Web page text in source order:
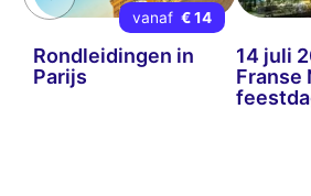
vanaf € 14
Rondleidingen in
Parijs
14 juli
Franse